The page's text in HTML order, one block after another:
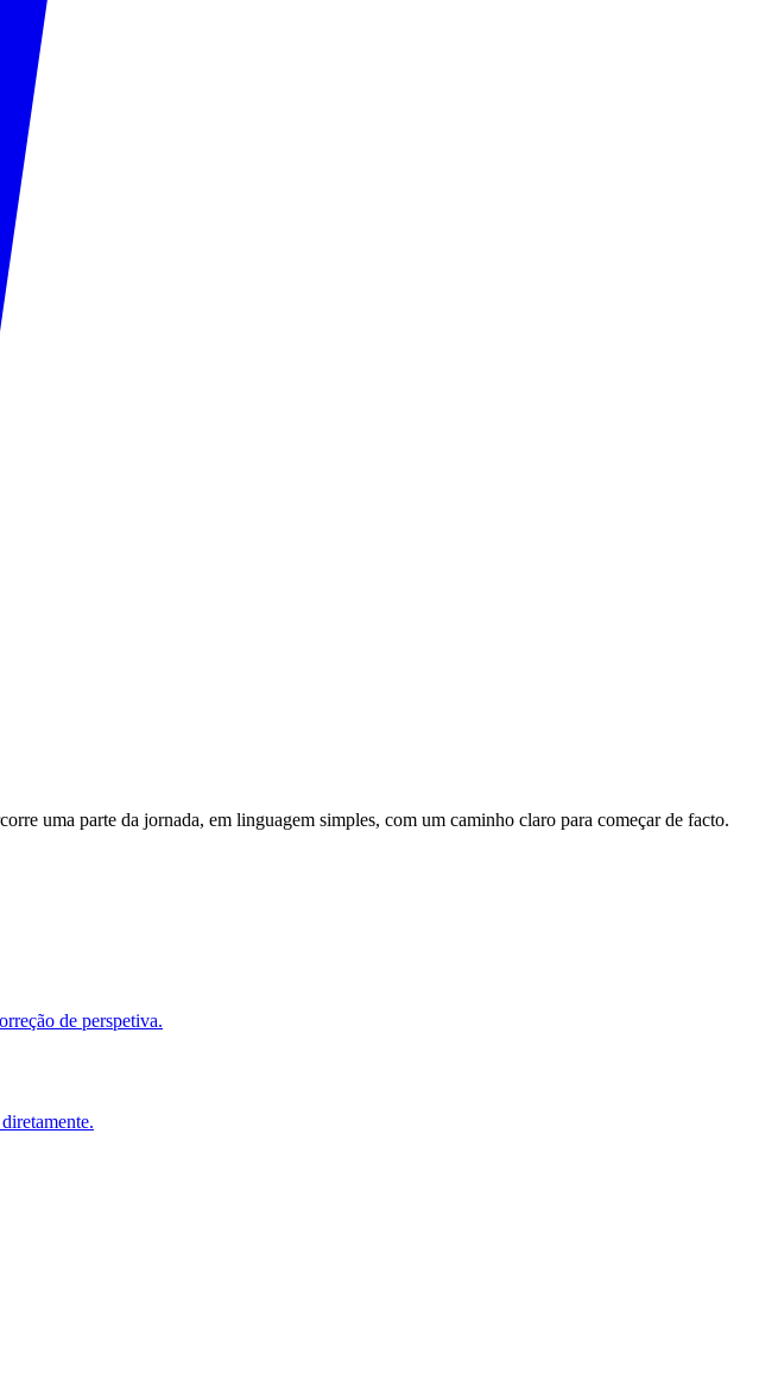
uma parte da jornada, em linguagem simples, com um caminho claro para começar de facto.
de perspetiva.